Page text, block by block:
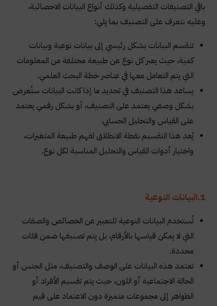
باقي التصنيفات التفصيلية وكذلك أنواع البيانات الاحصائية،
وعليه نتعرف على التصنيف بما يلي:
تنقسم البيانات بشكل رئيسي إلى بيانات نوعية وبيانات
كمية، حيث يعبر كل نوع عن طبيعة مختلفة من المعلومات
التي يتم التعامل معها في عناصر خطة البحث العلمي.
يساعد هذا التصنيف في تحديد ما إذا كانت البيانات ستُعرض
بشكل وصفي يعتمد على التصنيف، أو بشكل رقمي يعتمد
على القياس والتحليل الحسابي.
يُعد هذا التقسيم نقطة الانطلاق لفهم طبيعة المتغيرات،
واختيار أدوات القياس والتحليل المناسبة لكل نوع.
1.البيانات النوعية
تُستخدم البيانات النوعية للتعبير عن الخصائص والصفات
التي لا يمكن قياسها بالأرقام، بل يتم تصنيفها ضمن فئات
محددة.
تعتمد هذه البيانات على الوصف والتصنيف، مثل الجنس أو
الحالة الاجتماعية أو اللون، حيث يتم تقسيم الأفراد أو
الظواهر إلى مجموعات متميزة دون الاعتماد على قيم